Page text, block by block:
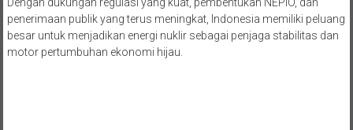
penerimaan publik yang terus meningkat, Indonesia memiliki peluang
besar untuk menjadikan energi nuklir sebagai penjaga stabilitas dan
motor pertumbuhan ekonomi hijau.